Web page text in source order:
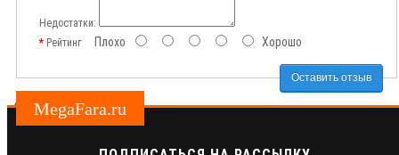
Недостатки:
РейтингПлохо Хорошо
Оставить отзыв
MegaFara.ru